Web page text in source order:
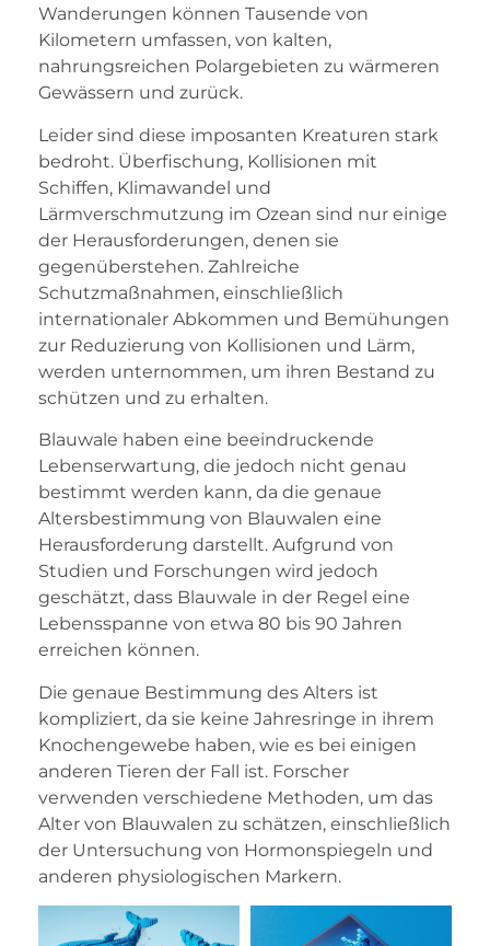
Wanderungen können Tausende von
Kilometern umfassen, von kalten,
nahrungsreichen Polargebieten zu wärmeren
Gewässern und zurück.
Leider sind diese imposanten Kreaturen stark
bedroht. Überfischung, Kollisionen mit
Schiffen, Klimawandel und
Lärmverschmutzung im Ozean sind nur einige
der Herausforderungen, denen sie
gegenüberstehen. Zahlreiche
Schutzmaßnahmen, einschließlich
internationaler Abkommen und Bemühungen
zur Reduzierung von Kollisionen und Lärm,
werden unternommen, um ihren Bestand zu
schützen und zu erhalten.
Blauwale haben eine beeindruckende
Lebenserwartung, die jedoch nicht genau
bestimmt werden kann, da die genaue
Altersbestimmung von Blauwalen eine
Herausforderung darstellt. Aufgrund von
Studien und Forschungen wird jedoch
geschätzt, dass Blauwale in der Regel eine
Lebensspanne von etwa 80 bis 90 Jahren
erreichen können.
Die genaue Bestimmung des Alters ist
kompliziert, da sie keine Jahresringe in ihrem
Knochengewebe haben, wie es bei einigen
anderen Tieren der Fall ist. Forscher
verwenden verschiedene Methoden, um das
Alter von Blauwalen zu schätzen, einschließlich
der Untersuchung von Hormonspiegeln und
anderen physiologischen Markern.